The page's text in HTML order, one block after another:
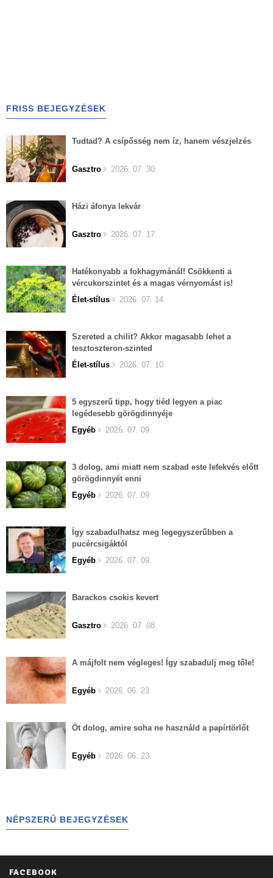
FRISS BEJEGYZÉSEK
Tudtad? A csípősség nem íz, hanem vészjelzés
Gasztro 2026. 07. 30.
Házi áfonya lekvár
Gasztro 2026. 07. 17.
Hatékonyabb a fokhagymánál! Csökkenti a
vércukorszintet és a magas vérnyomást is!
Élet-stílus
2026. 07. 14.
Szereted a chilit? Akkor magasabb lehet a
tesztoszteron-szinted
Élet-stílus
2026. 07. 10.
5 egyszerű tipp, hogy tiéd legyen a piac
legédesebb görögdinnyéje
Egyéb
2026. 07. 09.
3 dolog, ami miatt nem szabad este lefekvés előtt
görögdinnyét enni
Egyéb
2026. 07. 09.
Így szabadulhatsz meg legegyszerűbben a
pucércsigáktól
Egyéb
2026. 07. 09.
Barackos csokis kevert
Gasztro 2026. 07. 08.
A májfolt nem végleges! Így szabadulj meg tőle!
Egyéb 2026. 06. 23.
Öt dolog, amire soha ne használd a papírtörlőt
Egyéb 2026. 06. 23.
NÉPSZERŰ BEJEGYZÉSEK
FACEBOOK